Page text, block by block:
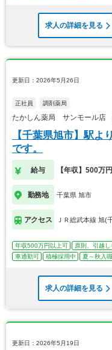
求人の詳細を見る
更新日：2026年5月26日
正社員 調剤薬局
たかしん薬局 サンモール店
【千葉県旭市】駅よ
です。
給与 【年収】500万
勤務地 千葉県 旭市
アクセス ＪＲ総武本線 旭(
年収500万円以上可 原則、引越
車通勤可
積極採用中 夏～秋入職
求人の詳細を見る
更新日：2026年5月19日